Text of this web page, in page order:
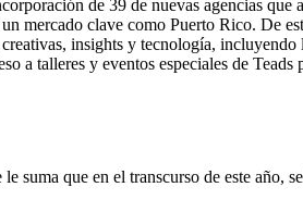
de 39 de nuevas agencias que
mercado clave como Puerto Rico. De
insights y tecnología,
a talleres y eventos especiales de Teads
suma que en el transcurso de este año,